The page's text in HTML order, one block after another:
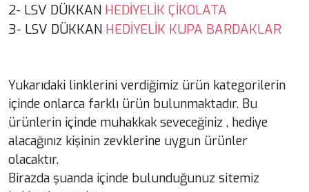
2- LSV DÜKKAN HEDİYELİK ÇİKOLATA
3- LSV DÜKKAN HEDİYELİK KUPA BARDAKLAR
Yukarıdaki linklerini verdiğimiz ürün kategorilerin
içinde onlarca farklı ürün bulunmaktadır. Bu
ürünlerin içinde muhakkak seveceğiniz , hediye
alacağınız kişinin zevklerine uygun ürünler
olacaktır.
Birazda şuanda içinde bulunduğunuz sitemiz